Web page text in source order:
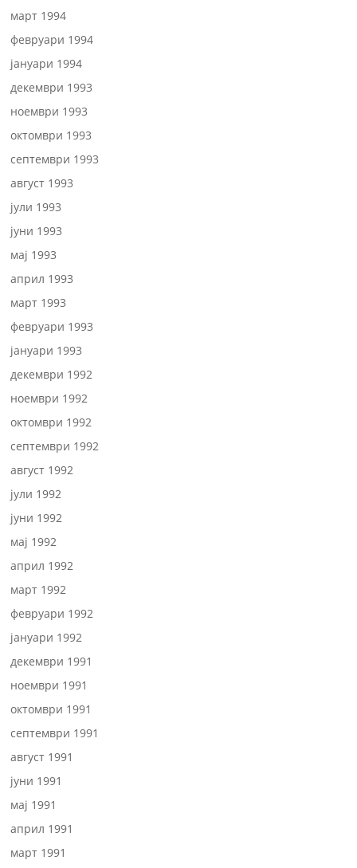
март 1994
февруари 1994
јануари 1994
декември 1993
ноември 1993
октомври 1993
септември 1993
август 1993
јули 1993
јуни 1993
мај 1993
април 1993
март 1993
февруари 1993
јануари 1993
декември 1992
ноември 1992
октомври 1992
септември 1992
август 1992
јули 1992
јуни 1992
мај 1992
април 1992
март 1992
февруари 1992
јануари 1992
декември 1991
ноември 1991
октомври 1991
септември 1991
август 1991
јуни 1991
мај 1991
април 1991
март 1991